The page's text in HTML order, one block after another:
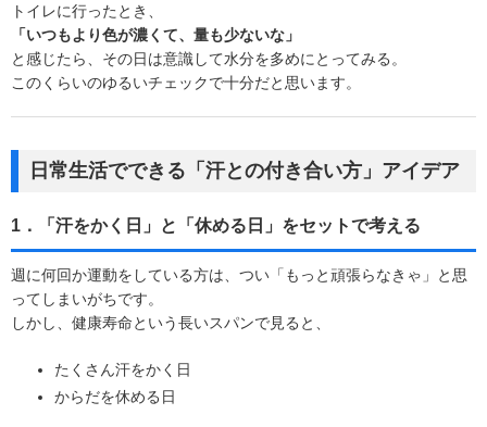
トイレに行ったとき、
「いつもより色が濃くて、量も少ないな」
と感じたら、その日は意識して水分を多めにとってみる。
このくらいのゆるいチェックで十分だと思います。
日常生活でできる「汗との付き合い方」アイデア
1．「汗をかく日」と「休める日」をセットで考える
週に何回か運動をしている方は、つい「もっと頑張らなきゃ」と思
ってしまいがちです。
しかし、健康寿命という長いスパンで見ると、
たくさん汗をかく日
からだを休める日